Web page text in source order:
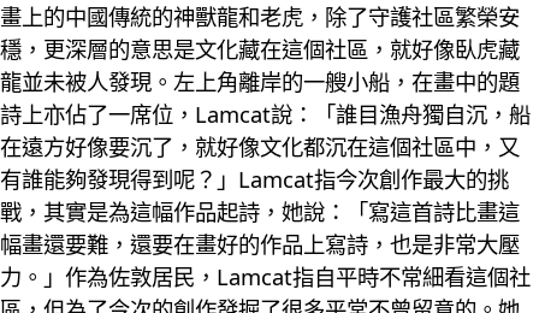
畫上的中國傳統的神獸龍和老虎，除了守護社區繁榮安
穩，更深層的意思是文化藏在這個社區，就好像臥虎藏
龍並未被人發現。左上角離岸的一艘小船，在畫中的題
詩上亦佔了一席位，Lamcat說：「誰目漁舟獨自沉，船
在遠方好像要沉了，就好像文化都沉在這個社區中，又
有誰能夠發現得到呢？」Lamcat指今次創作最大的挑
戰，其實是為這幅作品起詩，她說：「寫這首詩比畫這
幅畫還要難，還要在畫好的作品上寫詩，也是非常大壓
力。」作為佐敦居民，Lamcat指自平時不常細看這個社